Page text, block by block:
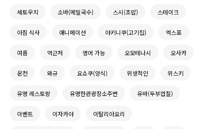
세토우치 소바(메밀국수) 스시(초밥) 스테이크
아침 식사 애니메이션 야키니쿠(고기집) 엑스포
여름 역근처 영어 가능 오모테나시 오사카
온천 와규 요쇼쿠(양식) 위생적인 위스키
유명 레스토랑 유명한관광장소주변 유바(두부껍질)
이벤트 이자카야 이탈리아요리